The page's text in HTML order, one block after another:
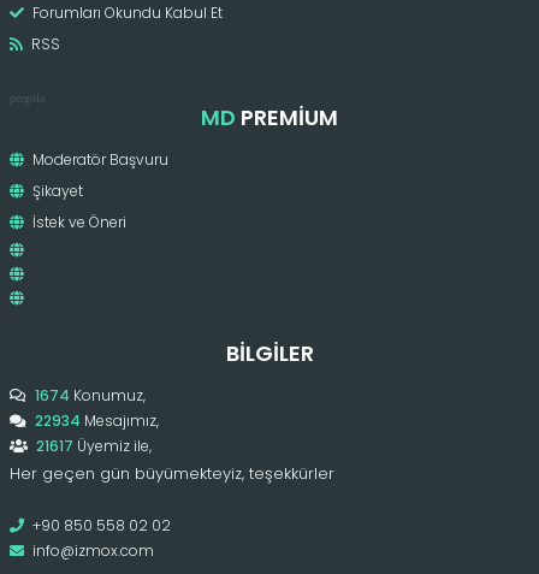
Forumları Okundu Kabul Et
RSS
pergola
MD PREMIUM
Moderatör Başvuru
Şikayet
İstek ve Öneri
BILGILER
1674 Konumuz,
22934 Mesajımız,
21617 Üyemiz ile,
Her geçen gün büyümekteyiz, teşekkürler
+90 850 558 02 02
info@izmox.com